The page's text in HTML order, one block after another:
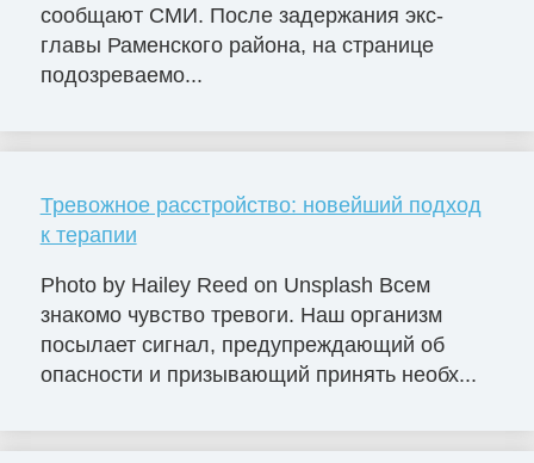
сообщают СМИ. После задержания экс-
главы Раменского района, на странице
подозреваемо...
Тревожное расстройство: новейший подход
к терапии
Photo by Hailey Reed on Unsplash Всем
знакомо чувство тревоги. Наш организм
посылает сигнал, предупреждающий об
опасности и призывающий принять необх...